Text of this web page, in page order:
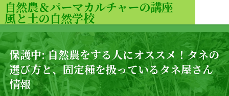
自然農＆パーマカルチャーの講座
風と土の自然学校
保護中: 自然農をする人にオススメ！タネの
選び方と、固定種を扱っているタネ屋さん
情報